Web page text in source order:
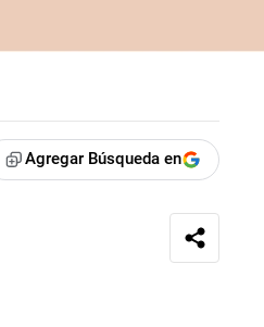
Agregar Búsqueda en